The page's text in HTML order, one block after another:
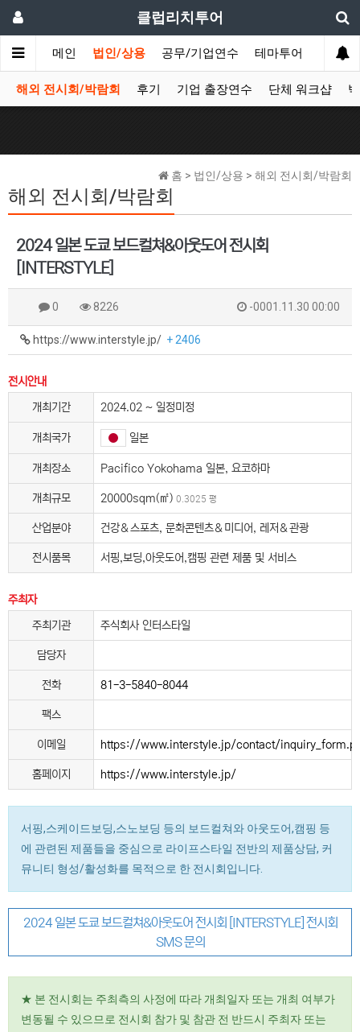
클럽리치투어
메인 법인/상용 공무/기업연수 테마투어 데이투
해외 전시회/박람회 후기 기업 출장연수 단체 워크샵
홈 > 법인/상용 > 해외 전시회/박람회
해외 전시회/박람회
2024 일본 도쿄 보드컬쳐&아웃도어 전시회
[INTERSTYLE]
0 8226 -0001.11.30 00:00
https://www.interstyle.jp/ + 2406
전시안내
개최기간
2024.02 ~ 일정미정
개최국가 일본
개최장소 Pacifico Yokohama 일본, 요코하마
개최규모 20000sqm(㎡) 0.3025 평
산업분야 건강＆스포츠, 문화콘텐츠＆미디어, 레저＆관광
전시품목 서핑,보딩,아웃도어,캠핑 관련 제품 및 서비스
주최자
주최기관
주식회사 인터스타일
담당자
전화 81-3-5840-8044
팩스
이메일 https://www.interstyle.jp/contact/
홈페이지 https://www.interstyle.jp/
서핑,스케이드보딩,스노보딩 등의 보드컬쳐와 아웃도어,캠핑 등
에 관련된 제품들을 중심으로 라이프스타일 전반의 제품상담, 커
뮤니티 형성/활성화를 목적으로 한 전시회입니다.
2024 일본 도쿄 보드컬쳐&아웃도어 전시회 [INTERSTYLE] 전시회
SMS 문의
★ 본 전시회는 주최측의 사정에 따라 개최일자 또는 개최 여부가
변동될 수 있으므로 전시회 참가 및 참관 전 반드시 주최자 또는